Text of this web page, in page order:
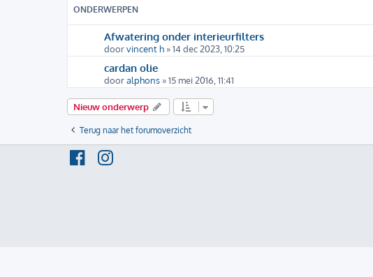
ONDERWERPEN
Afwatering onder interieurfilters
doorvincent h » 14 dec 2023, 10:25
cardan olie
dooralphons » 15 mei 2016, 11:41
Nieuw onderwerp
Terug naar het forumoverzicht